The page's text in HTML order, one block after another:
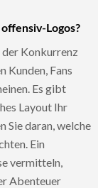
Logos?
der Konkurrenz
Kunden, Fans
Es gibt
Layout Ihr
Sie daran, welche
Ein
vermitteln,
Abenteuer